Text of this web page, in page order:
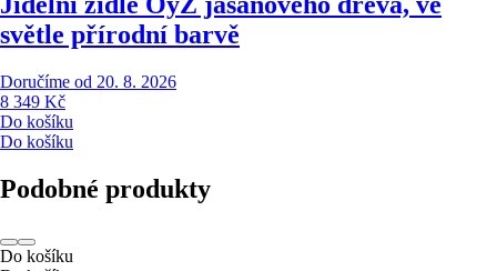
světle přírodní barvě
Doručíme od 20. 8. 2026
8 349 Kč
Do košíku
Do košíku
Podobné produkty
Do košíku